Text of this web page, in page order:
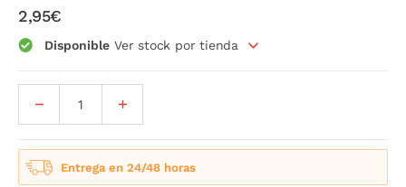
2,95€
Disponible Ver stock por tienda
Entrega en 24/48 horas